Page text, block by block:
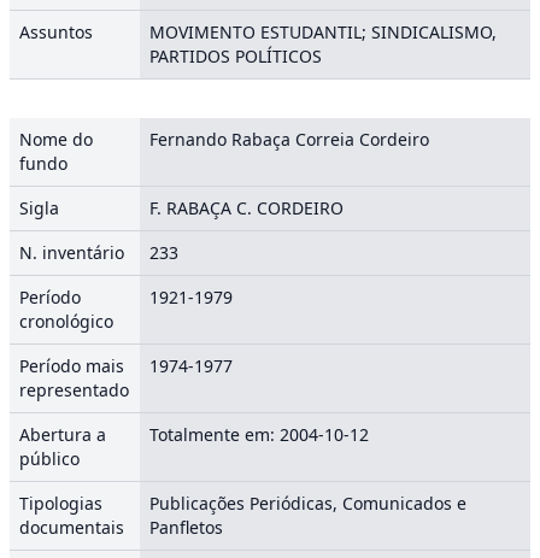
Assuntos
MOVIMENTO ESTUDANTIL; SINDICALISMO,
PARTIDOS POLÍTICOS
Nome do
fundo
Fernando Rabaça Correia Cordeiro
Sigla
F. RABAÇA C. CORDEIRO
N. inventário
233
Período
cronológico
1921-1979
Período mais
representado
1974-1977
Abertura a
público
Totalmente em: 2004-10-12
Tipologias
documentais
Publicações Periódicas, Comunicados e
Panfletos